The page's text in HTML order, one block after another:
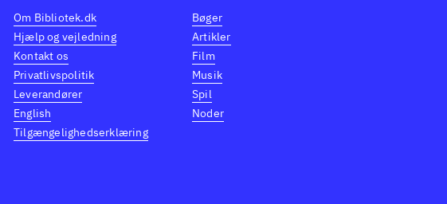
Om Bibliotek.dk
Hjælp og vejledning
Kontakt os
Privatlivspolitik
Leverandører
English
Tilgængelighedserklæring
Bøger
Artikler
Film
Musik
Spil
Noder